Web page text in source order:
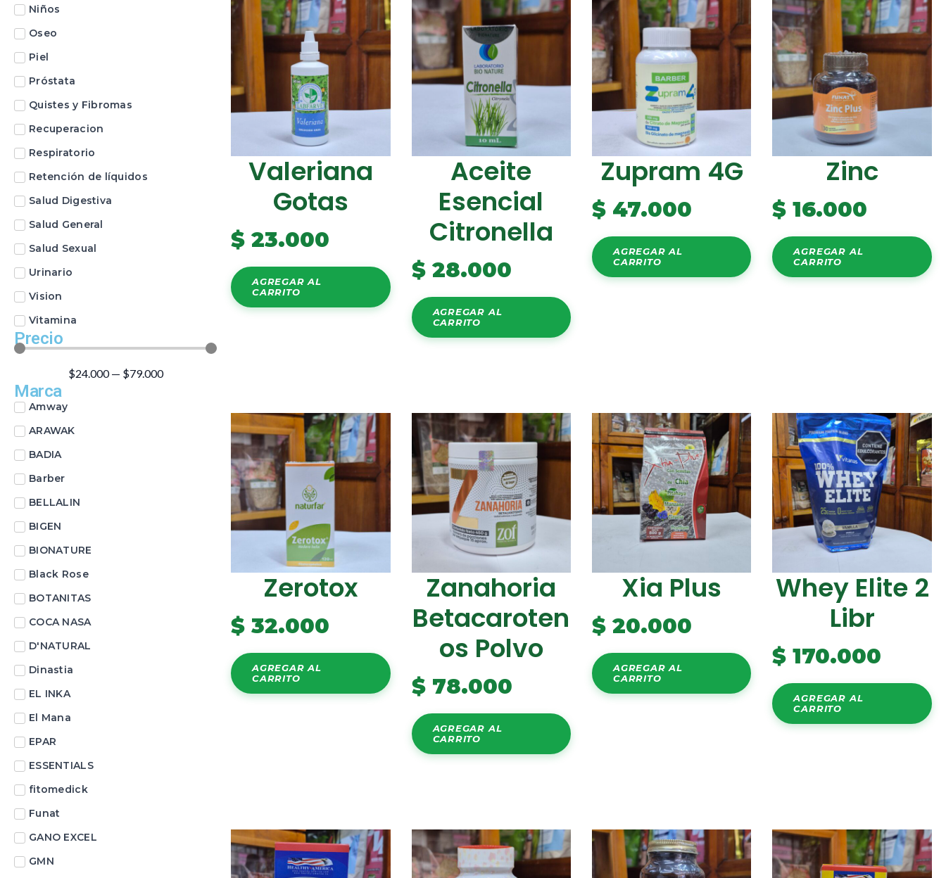
Niños
Oseo
Piel
Próstata
Quistes y Fibromas
Recuperacion
Respiratorio
Retención de líquidos
Salud Digestiva
Salud General
Salud Sexual
Urinario
Vision
Vitamina
Precio
$24.000— $79.000
Marca
Amway
ARAWAK
BADIA
Barber
BELLALIN
BIGEN
BIONATURE
Black Rose
BOTANITAS
COCA NASA
D'NATURAL
Dinastia
EL INKA
El Mana
EPAR
ESSENTIALS
fitomedick
Funat
GANO EXCEL
GMN
Valeriana
Gotas
$ 23.000
AGREGAR AL
CARRITO
Aceite
Esencial
Citronella
$28.000
AGREGAR AL
CARRITO
Zupram 4G
$ 47.000
AGREGAR AL
CARRITO
Zinc
$ 16.000
AGREGAR AL
CARRITO
Zerotox
$ 32.000
AGREGAR AL
CARRITO
Zanahoria
Betacaroten
Os Polvo
$78.000
AGREGAR AL
CARRITO
Xia Plus
$ 20.000
AGREGAR AL
CARRITO
Whey Elite 2
Libr
$ 170.000
AGREGAR AL
CARRITO